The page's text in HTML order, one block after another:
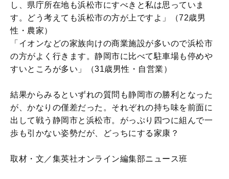
し、県庁所在地も浜松市にすべきと私は思っていま
す。どう考えても浜松市の方が上ですよ」（72歳男
性・農家）
「イオンなどの家族向けの商業施設が多いので浜松市
の方がよく行きます。静岡市に比べて駐車場も停めや
すいところが多い」（31歳男性・自営業）
結果からみるといずれの質問も静岡市の勝利となった
が、かなりの僅差だった。それぞれの持ち味を前面に
出して戦う静岡市と浜松市。がっぷり四つに組んで一
歩も引かない姿勢だが、どっちにする家康？
取材・文／集英社オンライン編集部ニュース班